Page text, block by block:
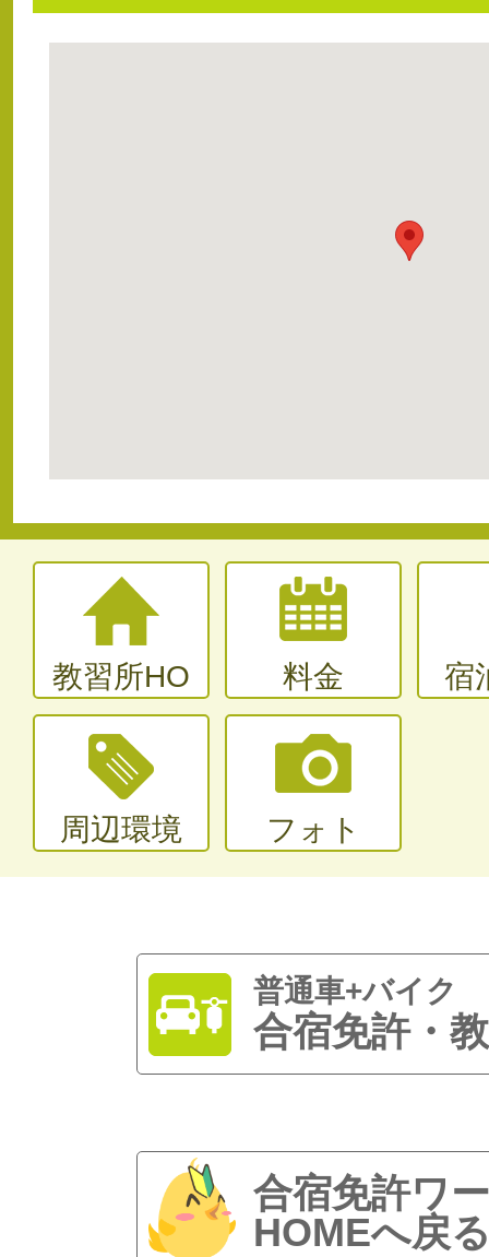
教習所HO 料金 宿
周辺環境 フォト
普通車+バイク
合宿免許・
合宿免許ワ
HOMEへ戻